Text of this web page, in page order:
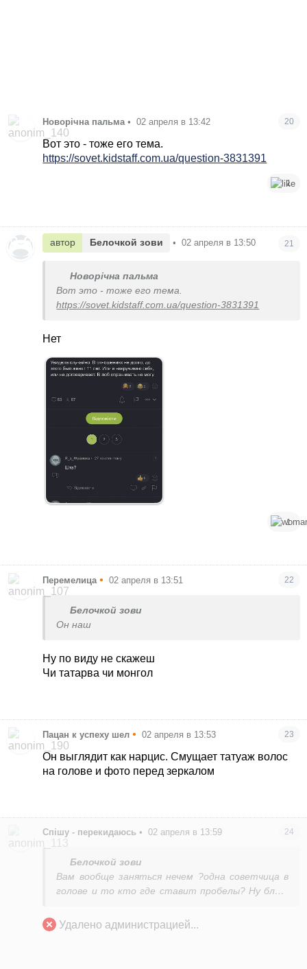
Новорічна пальма • 02 апреля в 13:42 20
Вот это - тоже его тема.
https://sovet.kidstaff.com.ua/question-3831391
1
автор Белочкой зови • 02 апреля в 13:50 21
Новорічна пальма
Вот это - тоже его тема.
https://sovet.kidstaff.com.ua/question-3831391
Нет
1
Перемелица • 02 апреля в 13:51 22
Белочкой зови
Он наш
Ну по виду не скажеш
Чи татарва чи монгол
Пацан к успеху шел • 02 апреля в 13:53 23
Он выглядит как нарцис. Смущает татуаж волос
на голове и фото перед зеркалом
Спішу - перекидаюсь • 02 апреля в 13:59 24
Белочкой зови
Вам вообще заняться нечем ?одна советчица в
голове и то кто где ставит пробелы? Ну блин,
могут писать. Вам надо больше бывать в
Удалено администрацией...